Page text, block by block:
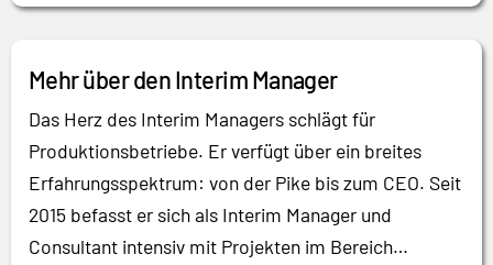
Mehr über den Interim Manager
Das Herz des Interim Managers schlägt für
Produktionsbetriebe. Er verfügt über ein breites
Erfahrungsspektrum: von der Pike bis zum CEO. Seit
2015 befasst er sich als Interim Manager und
Consultant intensiv mit Projekten im Bereich